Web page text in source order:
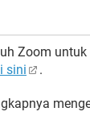
Zoom untuk
sini .